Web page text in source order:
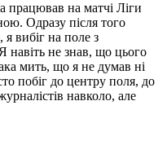
працював на матчі Ліги
Одразу після того
вибіг на поле з
навіть не знав, що цього
мить, що я не думав ні
побіг до центру поля, до
навколо, але